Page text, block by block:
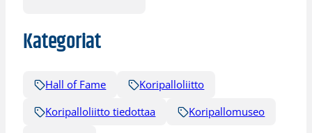
Kategoriat
Hall of Fame
Koripalloliitto
Koripalloliitto tiedottaa
Koripallomuseo